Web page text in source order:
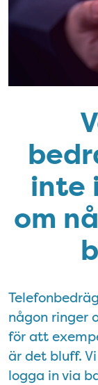
inte
om
någon ringer
för att
är det bluff.
logga in via